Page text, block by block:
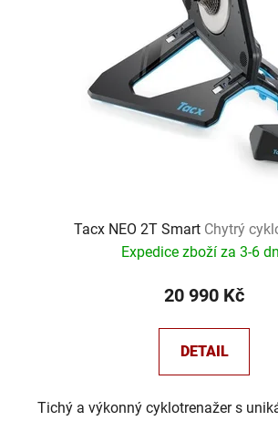
Tacx NEO 2T Smart Chytrý
Expedice zboží za 3-6
20 990 Kč
DETAIL
Tichý a výkonný cyklotrenažer s